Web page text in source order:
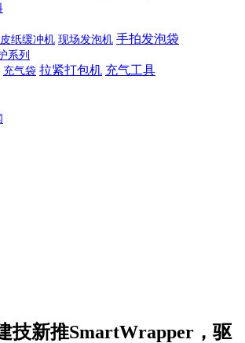
纸缓冲机 现场发泡机 手拍发泡袋
系列
充气袋 拉紧打包机 充气工具
技新推SmartWrapper，驱